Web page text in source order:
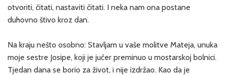
otvoriti, čitati, nastaviti čitati. I neka nam ona postane
duhovno štivo kroz dan.
Na kraju nešto osobno: Stavljam u vaše molitve Mateja, unuka
moje sestre Josipe, koji je jučer preminuo u mostarskoj bolnici.
Tjedan dana se borio za život, i nije izdržao. Kao da je